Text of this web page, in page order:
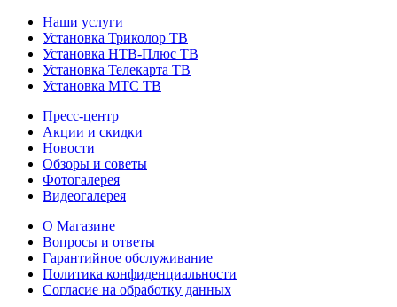
Наши услуги
Установка Триколор ТВ
Установка НТВ-Плюс ТВ
Установка Телекарта ТВ
Установка МТС ТВ
Пресс-центр
Акции и скидки
Новости
Обзоры и советы
Фотогалерея
Видеогалерея
О Магазине
Вопросы и ответы
Гарантийное обслуживание
Политика конфиденциальности
Согласие на обработку данных